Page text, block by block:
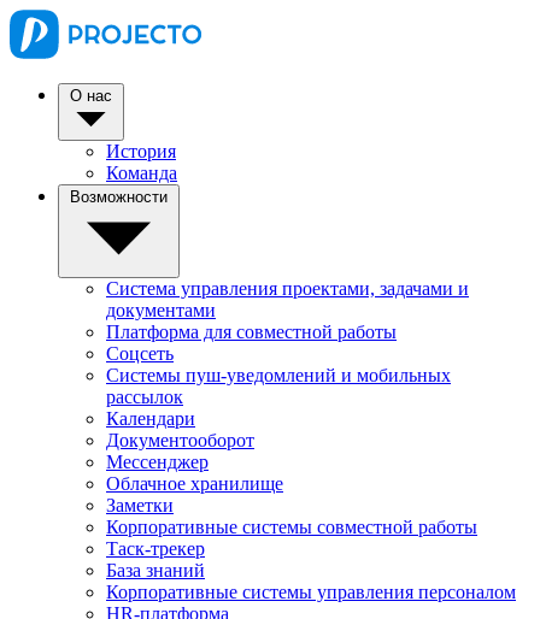
О нас
История
Команда
Возможности
Система управления проектами, задачами и
документами
Платформа для совместной работы
Соцсеть
Системы пуш-уведомлений и мобильных
рассылок
Календари
Документооборот
Мессенджер
Облачное хранилище
Заметки
Корпоративные системы совместной работы
Таск-трекер
База знаний
Корпоративные системы управления персоналом
HR-платформа